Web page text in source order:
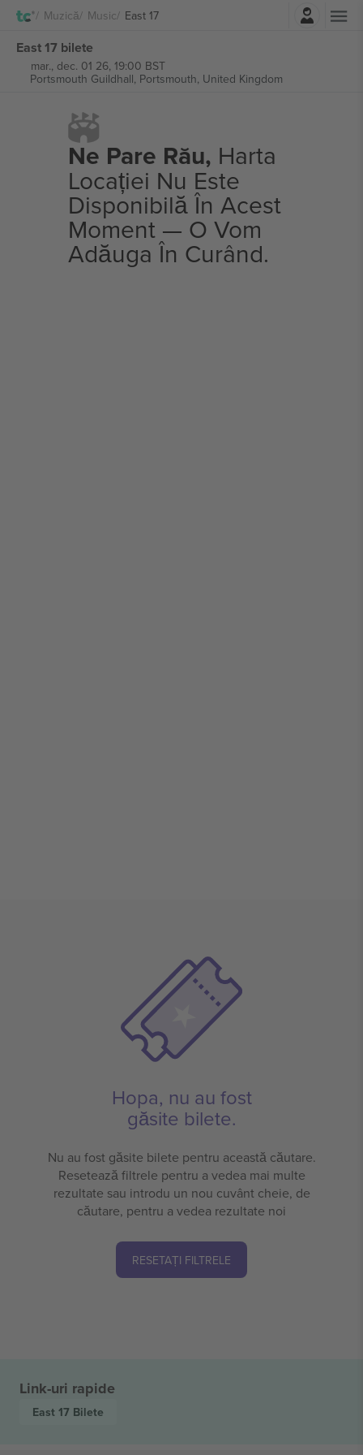
Muzică Music East 17
East 17 bilete
mar., dec. 01 26, 19:00 BST
Portsmouth Guildhall, Portsmouth, United Kingdom
Ne Pare Rău, Harta
Locației Nu Este
Disponibilă În Acest
Moment — O Vom
Adăuga În Curând.
Hopa, nu au fost
găsite bilete.
Nu au fost găsite bilete pentru această căutare.
Resetează filtrele pentru a vedea mai multe
rezultate sau introdu un nou cuvânt cheie, de
căutare, pentru a vedea rezultate noi
RESETAȚI FILTRELE
Link-uri rapide
East 17 Bilete